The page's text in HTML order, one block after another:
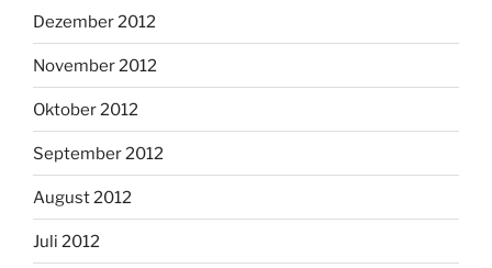
Dezember 2012
November 2012
Oktober 2012
September 2012
August 2012
Juli 2012